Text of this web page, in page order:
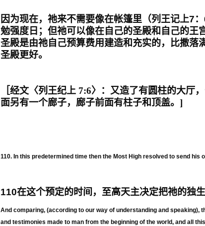
因为现在，祂来不需要像在帐篷里（列王记上7：
勉强度日；但祂可以像在自己的圣殿和自己的王
圣殿是由祂自己预算费用建造和充实的，比撒落
圣殿更好。
［经文〈列王纪上 7:6〉： 又造了有圆柱的大厅
面另有一个廊子，廊子前面有柱子和顶盖。 ]
110. In this predetermined time then the Most High resolved to send his
110在这个预定的时间，至高天主决定把祂的独
And comparing, (according to our way of understanding and speaking),
and testimonies made to man from the beginning of the world, and all